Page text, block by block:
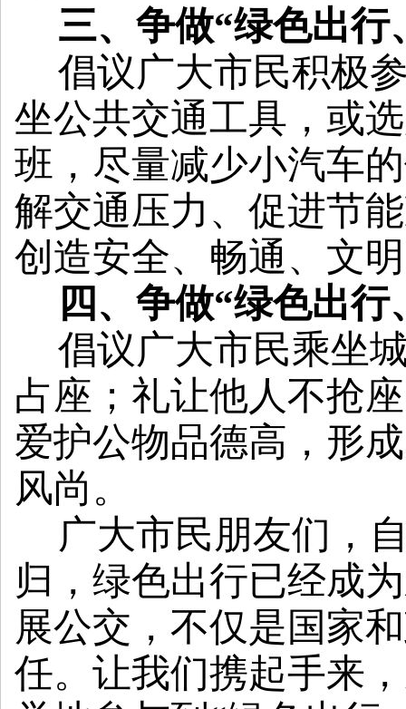
三、争做“绿色出行
倡议广大市民积极
坐公共交通工具，或
班，尽量减少小汽车
解交通压力、促进节
创造安全、畅通、文
四、争做“绿色出行
倡议广大市民乘坐
占座；礼让他人不抢
爱护公物品德高，形
风尚。
广大市民朋友们，
归，绿色出行已经成
展公交，不仅是国家
任。 让我们携起手来